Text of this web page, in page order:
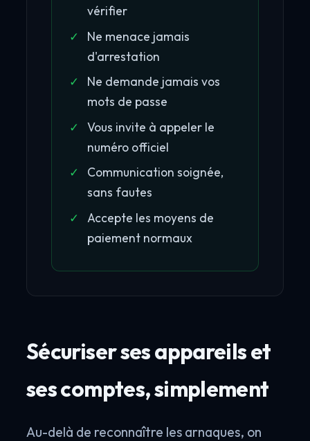
vérifier
Ne menace jamais
d'arrestation
Ne demande jamais vos
mots de passe
Vous invite à appeler le
numéro officiel
Communication soignée,
sans fautes
Accepte les moyens de
paiement normaux
Sécuriser ses appareils et
ses comptes, simplement
Au-delà de reconnaître les arnaques, on